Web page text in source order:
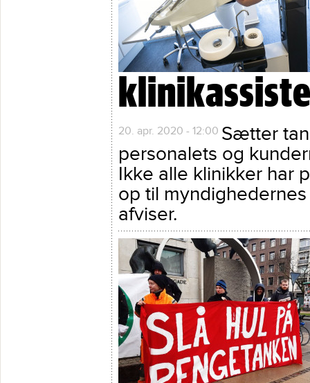
20. apr. 2020 - 12:00 Sætter
personalets og
Ikke alle klinikker har
op til
afviser.